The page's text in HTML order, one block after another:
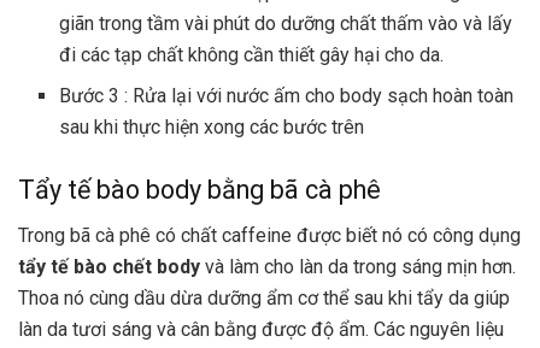
giãn trong tầm vài phút do dưỡng chất thấm vào và lấy
đi các tạp chất không cần thiết gây hại cho da.
Bước 3 : Rửa lại với nước ấm cho body sạch hoàn toàn
sau khi thực hiện xong các bước trên
Tẩy tế bào body bằng bã cà phê
Trong bã cà phê có chất caffeine được biết nó có công dụng
tẩy tế bào chết body và làm cho làn da trong sáng mịn hơn.
Thoa nó cùng dầu dừa dưỡng ẩm cơ thể sau khi tẩy da giúp
làn da tươi sáng và cân bằng được độ ẩm. Các nguyên liệu